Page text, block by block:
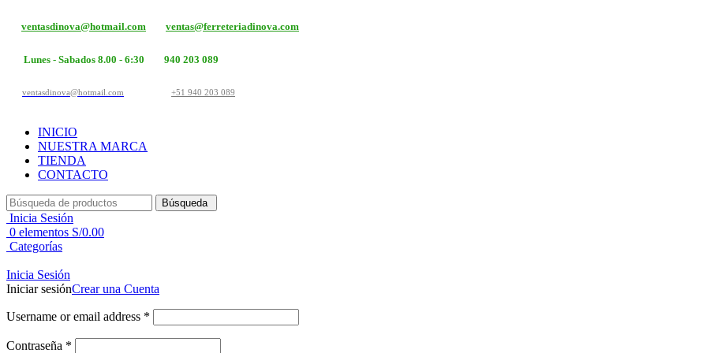
ventasdinova@hotmail.com ventas@ferreteriadinova.com
Lunes - Sabados 8.00 - 6:30 940 203 089
ventasdinova@hotmail.com +51 940 203 089
INICIO
NUESTRA MARCA
TIENDA
CONTACTO
Búsqueda
Inicia Sesión
0 elementos S/0.00
Categorías
Inicia Sesión
Iniciar sesiónCrear una Cuenta
Username or email address *
Contraseña *